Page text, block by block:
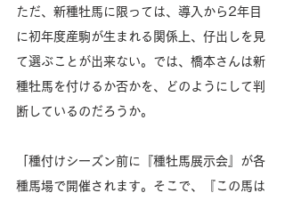
ただ、新種牡馬に限っては、導入から2年目
に初年度産駒が生まれる関係上、仔出しを見
て選ぶことが出来ない。では、橋本さんは新
種牡馬を付けるか否かを、どのようにして判
断しているのだろうか。
「種付けシーズン前に『種牡馬展示会』が各
種馬場で開催されます。そこで、『この馬は